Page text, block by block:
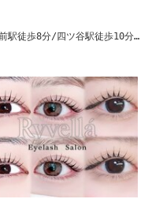
駅徒歩8分/四ツ谷駅徒歩10分/